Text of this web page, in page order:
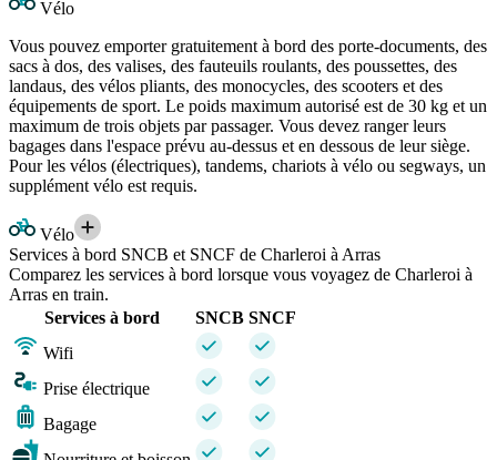
Vélo
Vous pouvez emporter gratuitement à bord des porte-documents, des
sacs à dos, des valises, des fauteuils roulants, des poussettes, des
landaus, des vélos pliants, des monocycles, des scooters et des
équipements de sport. Le poids maximum autorisé est de 30 kg et un
maximum de trois objets par passager. Vous devez ranger leurs
bagages dans l'espace prévu au-dessus et en dessous de leur siège.
Pour les vélos (électriques), tandems, chariots à vélo ou segways, un
supplément vélo est requis.
Vélo
Services à bord SNCB et SNCF de Charleroi à Arras
Comparez les services à bord lorsque vous voyagez de Charleroi à
Arras en train.
Services à bord
SNCB SNCF
Wifi
Prise électrique
Bagage